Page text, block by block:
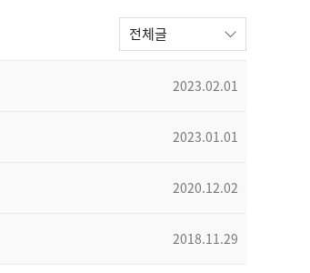
전체글
2023.02.01
2023.01.01
2020.12.02
2018.11.29